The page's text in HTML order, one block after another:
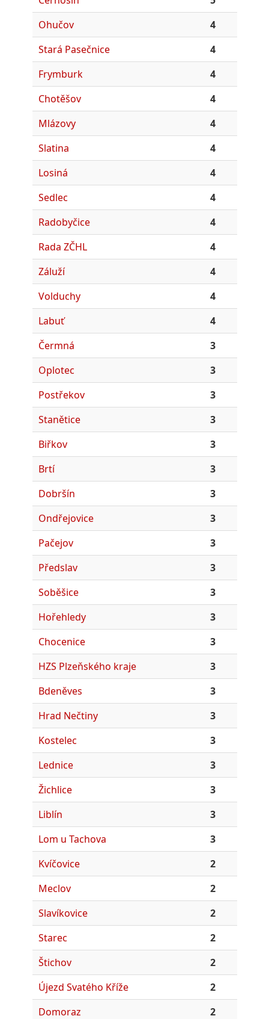
Ohučov
4
Stará Pasečnice
4
Frymburk
4
Chotěšov
4
Mlázovy
4
Slatina
4
Losiná
4
Sedlec
4
Radobyčice
4
Rada ZČHL
4
Záluží
4
Volduchy
4
Labuť
4
Čermná
3
Oplotec
3
Postřekov
3
Stanětice
3
Biřkov
3
Brtí
3
Dobršín
3
Ondřejovice
3
Pačejov
3
Předslav
3
Soběšice
3
Hořehledy
3
Chocenice
3
HZS Plzeňského kraje
3
Bdeněves
3
Hrad Nečtiny
3
Kostelec
3
Lednice
3
Žichlice
3
Liblín
3
Lom u Tachova
3
Kvíčovice
2
Meclov
2
Slavíkovice
2
Starec
2
Štichov
2
Újezd Svatého Kříže
2
Domoraz
2